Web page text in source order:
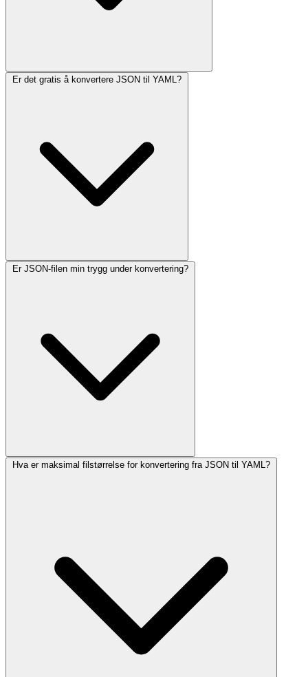
Er det gratis å konvertere JSON til YAML?
Er JSON-filen min trygg under konvertering?
Hva er maksimal filstørrelse for konvertering fra JSON til YAML?